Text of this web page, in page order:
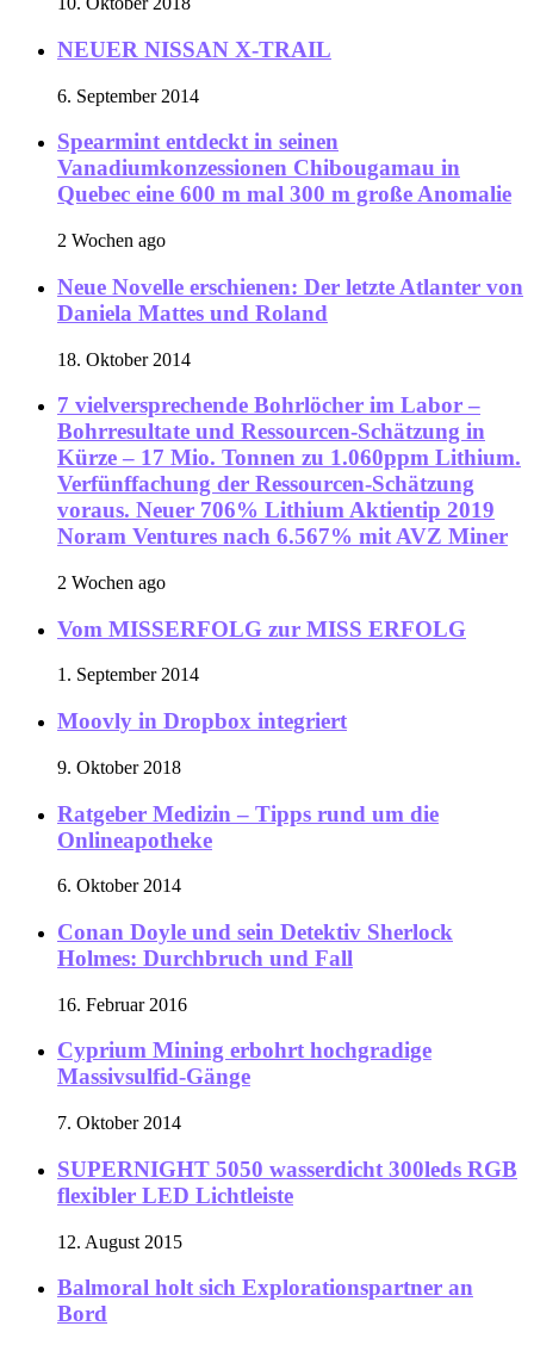
NEUER NISSAN X-TRAIL
6. September 2014
Spearmint entdeckt in seinen
Vanadiumkonzessionen Chibougamau in
Quebec eine 600 m mal 300 m große Anomalie
2 Wochen ago
Neue Novelle erschienen: Der letzte Atlanter von
Daniela Mattes und Roland
18. Oktober 2014
7 vielversprechende Bohrlöcher im Labor –
Bohrresultate und Ressourcen-Schätzung in
Kürze – 17 Mio. Tonnen zu 1.060ppm Lithium.
Verfünffachung der Ressourcen-Schätzung
voraus. Neuer 706% Lithium Aktientip 2019
Noram Ventures nach 6.567% mit AVZ Miner
2 Wochen ago
Vom MISSERFOLG zur MISS ERFOLG
1. September 2014
Moovly in Dropbox integriert
9. Oktober 2018
Ratgeber Medizin – Tipps rund um die
Onlineapotheke
6. Oktober 2014
Conan Doyle und sein Detektiv Sherlock
Holmes: Durchbruch und Fall
16. Februar 2016
Cyprium Mining erbohrt hochgradige
Massivsulfid-Gänge
7. Oktober 2014
SUPERNIGHT 5050 wasserdicht 300leds RGB
flexibler LED Lichtleiste
12. August 2015
Balmoral holt sich Explorationspartner an
Bord